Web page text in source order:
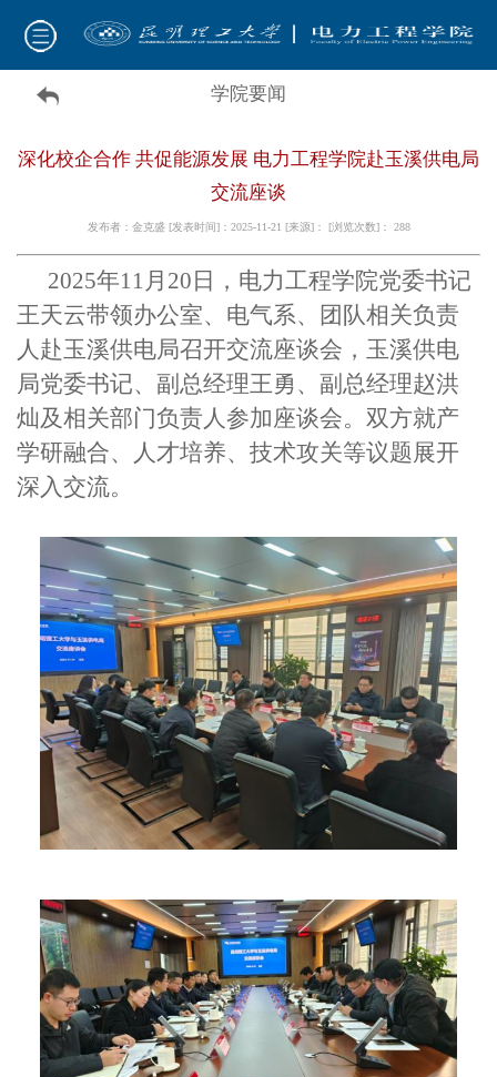
学院要闻
深化校企合作 共促能源发展 电力工程学院赴玉溪供电局
交流座谈
发布者：金克盛 [发表时间]：2025-11-21 [来源]： [浏览次数]： 288
2025年11月20日，电力工程学院党委书记
王天云带领办公室、电气系、团队相关负责
人赴玉溪供电局召开交流座谈会，玉溪供电
局党委书记、副总经理王勇、副总经理赵洪
灿及相关部门负责人参加座谈会。双方就产
学研融合、人才培养、技术攻关等议题展开
深入交流。